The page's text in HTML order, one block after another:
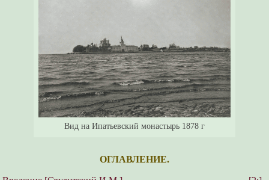
Вид на Ипатьевский монастырь 1878 г
ОГЛАВЛЕНИЕ.